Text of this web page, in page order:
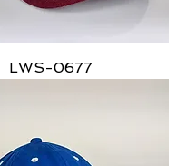
LWS-0677